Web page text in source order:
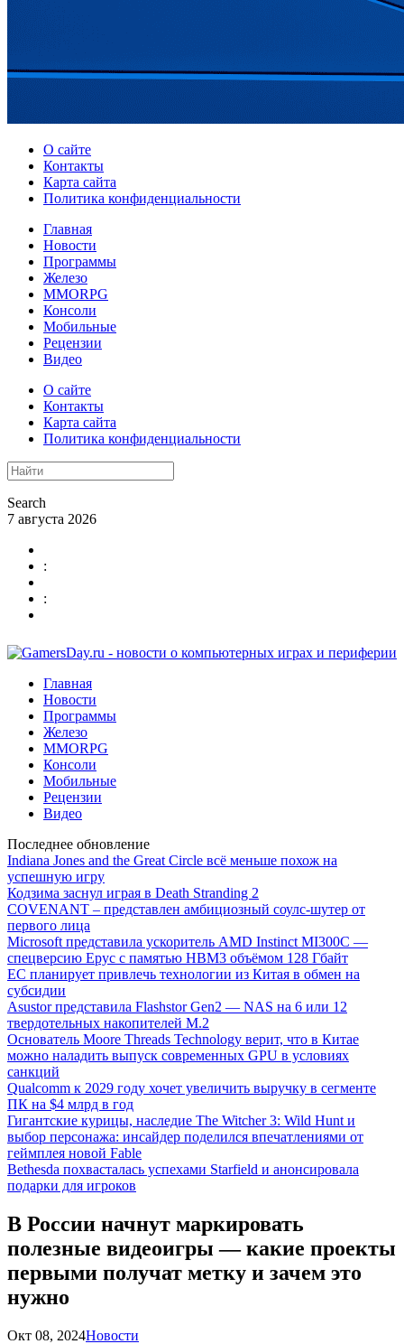
О сайте
Контакты
Карта сайта
Политика конфиденциальности
Главная
Новости
Программы
Железо
MMORPG
Консоли
Мобильные
Рецензии
Видео
О сайте
Контакты
Карта сайта
Политика конфиденциальности
Search
7 августа 2026
:
:
Главная
Новости
Программы
Железо
MMORPG
Консоли
Мобильные
Рецензии
Видео
Последнее обновление
Indiana Jones and the Great Circle всё меньше похож на
успешную игру
Кодзима заснул играя в Death Stranding 2
COVENANT – представлен амбициозный соулс-шутер от
первого лица
Microsoft представила ускоритель AMD Instinct MI300C —
спецверсию Epyc с памятью HBM3 объёмом 128 Гбайт
ЕС планирует привлечь технологии из Китая в обмен на
субсидии
Asustor представила Flashstor Gen2 — NAS на 6 или 12
твердотельных накопителей M.2
Основатель Moore Threads Technology верит, что в Китае
можно наладить выпуск современных GPU в условиях
санкций
Qualcomm к 2029 году хочет увеличить выручку в сегменте
ПК на $4 млрд в год
Гигантские курицы, наследие The Witcher 3: Wild Hunt и
выбор персонажа: инсайдер поделился впечатлениями от
геймплея новой Fable
Bethesda похвасталась успехами Starfield и анонсировала
подарки для игроков
В России начнут маркировать
полезные видеоигры — какие проекты
первыми получат метку и зачем это
нужно
Окт 08, 2024Новости